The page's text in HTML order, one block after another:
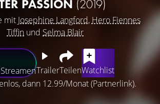
PASSION (2019)
mit Josephine Langford, Hero Fiennes
Tiffin und Selma Blair
TrailerTeilenWatchlist
dann 12.99/Monat (Partnerlink).